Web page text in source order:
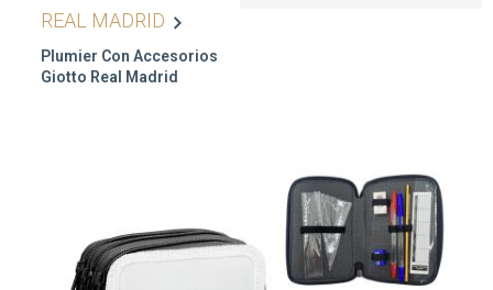
REAL MADRID
Plumier Con Accesorios
Giotto Real Madrid